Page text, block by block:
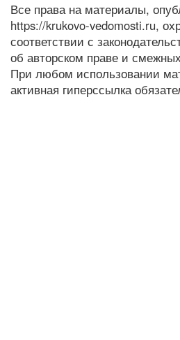
Все права на материалы,
https://krukovo-vedomosti.ru,
соответствии с
об авторском праве и
При любом использовании
активная гиперссылка